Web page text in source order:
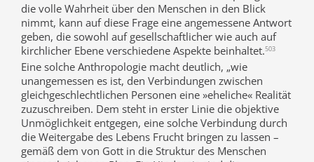
die volle Wahrheit über den Menschen in den Blick
nimmt, kann auf diese Frage eine angemessene Antwort
geben, die sowohl auf gesellschaftlicher wie auch auf
kirchlicher Ebene verschiedene Aspekte beinhaltet.503
Eine solche Anthropologie macht deutlich, „wie
unangemessen es ist, den Verbindungen zwischen
gleichgeschlechtlichen Personen eine »eheliche« Realität
zuzuschreiben. Dem steht in erster Linie die objektive
Unmöglichkeit entgegen, eine solche Verbindung durch
die Weitergabe des Lebens Frucht bringen zu lassen –
gemäß dem von Gott in die Struktur des Menschen